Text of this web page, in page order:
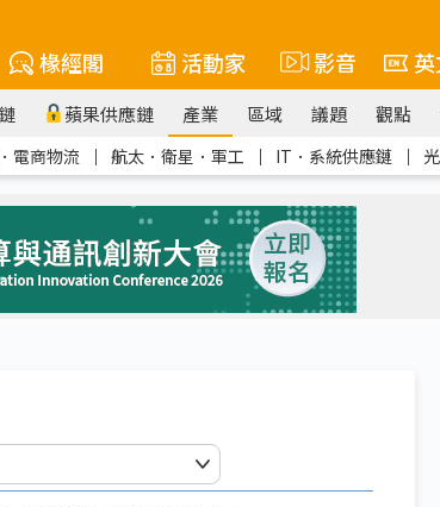
椽經閣 活動家 影音
蘋果供應鏈 產業 區域 議題 觀點
電商物流 ｜ 航太．衛星．軍工 ｜ IT．系統供應鏈 ｜